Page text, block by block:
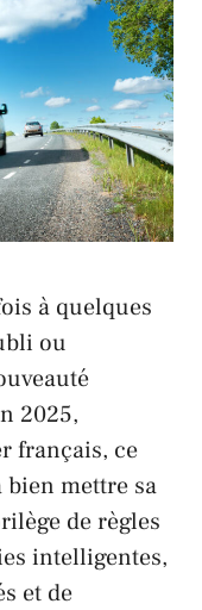
à quelques
ou
2025,
français, ce
bien mettre sa
de règles
intelligentes,
et de